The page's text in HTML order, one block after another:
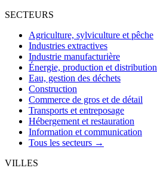
SECTEURS
Agriculture, sylviculture et pêche
Industries extractives
Industrie manufacturière
Énergie, production et distribution
Eau, gestion des déchets
Construction
Commerce de gros et de détail
Transports et entreposage
Hébergement et restauration
Information et communication
Tous les secteurs →
VILLES